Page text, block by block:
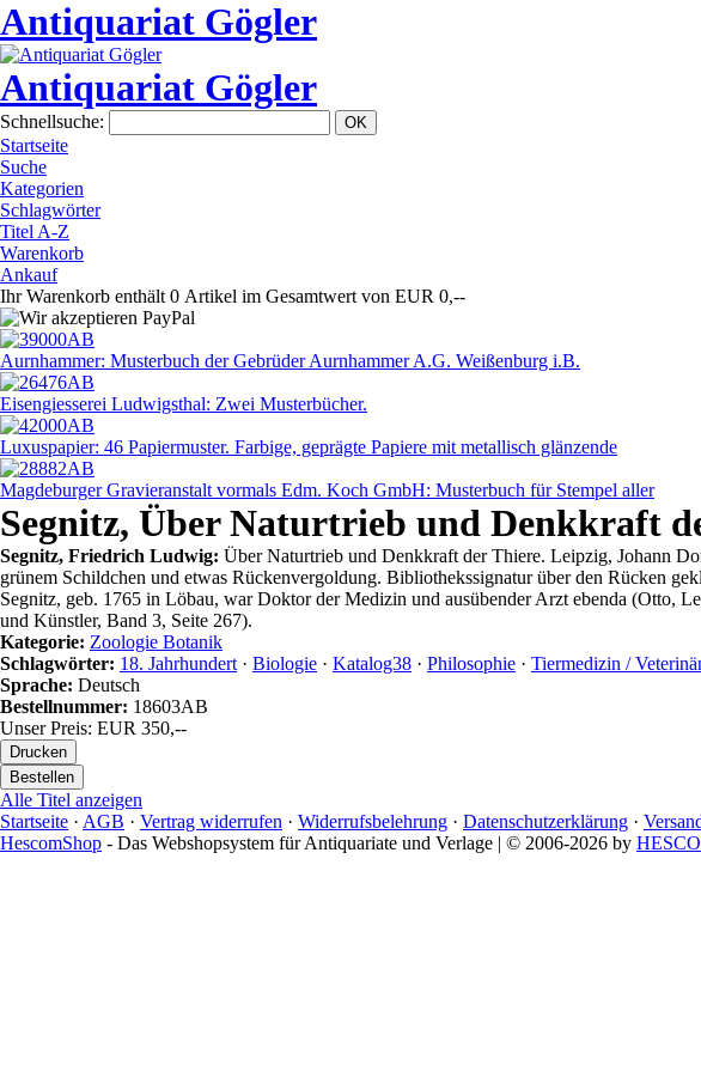
Antiquariat Gögler
Antiquariat Gögler
Schnellsuche:
Startseite
Suche
Kategorien
Schlagwörter
Titel A-Z
Warenkorb
Ankauf
Ihr Warenkorb enthält 0 Artikel im Gesamtwert von EUR 0,--
Aurnhammer: Musterbuch der Gebrüder Aurnhammer A.G. Weißenburg i.B.
Eisengiesserei Ludwigsthal: Zwei Musterbücher.
Luxuspapier: 46 Papiermuster. Farbige, geprägte Papiere mit metallisch glänzende
Magdeburger Gravieranstalt vormals Edm. Koch GmbH: Musterbuch für Stempel aller
Segnitz, Über Naturtrieb und Denkkraft
Segnitz, Friedrich Ludwig: Über Naturtrieb und Denkkraft der Thiere. Leipzig, Johann
grünem Schildchen und etwas Rückenvergoldung. Bibliothekssignatur über den Rücken
Segnitz, geb. 1765 in Löbau, war Doktor der Medizin und ausübender Arzt ebenda (Otto,
und Künstler, Band 3, Seite 267).
Kategorie: Zoologie Botanik
Schlagwörter: 18. Jahrhundert · Biologie · Katalog38 · Philosophie · Tiermedizin /
Sprache: Deutsch
Bestellnummer: 18603AB
Unser Preis: EUR 350,--
Alle Titel anzeigen
Startseite · AGB · Vertrag widerrufen · Widerrufsbelehrung · Datenschutzerklärung ·
HescomShop - Das Webshopsystem für Antiquariate und Verlage | © 2006-2026 by